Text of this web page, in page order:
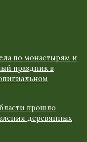
по монастырям и
праздник в
прошло
деревянных